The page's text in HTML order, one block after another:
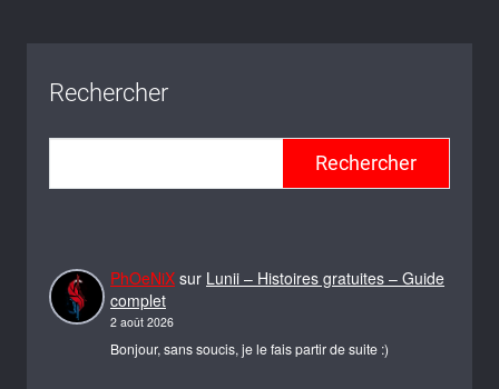
Rechercher
Rechercher
PhOeNiX sur Lunii – Histoires gratuites – Guide
complet
2 août 2026
Bonjour, sans soucis, je le fais partir de suite :)